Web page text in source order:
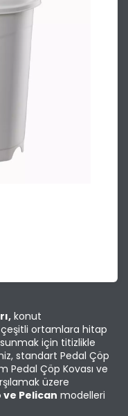
konut
ortamlara hitap
sunmak için titizlikle
standart Pedal Çöp
Pedal Çöp Kovası ve
üzere
ve Pelican modelleri